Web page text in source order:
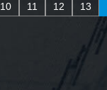
10 11 12 13